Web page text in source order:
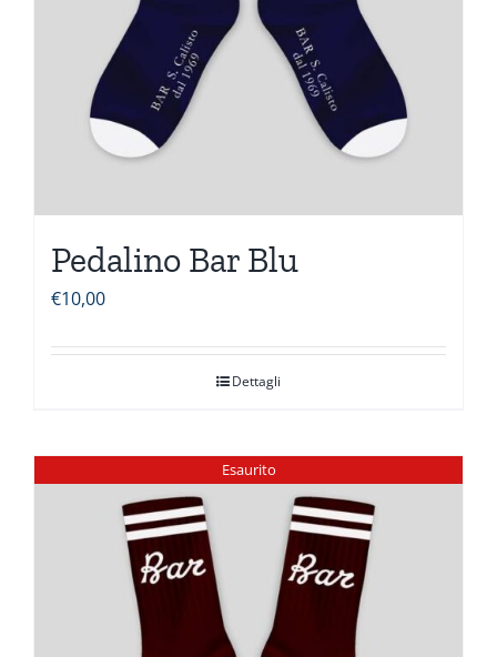
Pedalino Bar Blu
€10,00
Dettagli
Esaurito